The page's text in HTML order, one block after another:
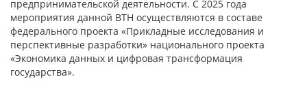
предпринимательской деятельности. С 2025 года
мероприятия данной ВТН осуществляются в составе
федерального проекта «Прикладные исследования и
перспективные разработки» национального проекта
«Экономика данных и цифровая трансформация
государства».